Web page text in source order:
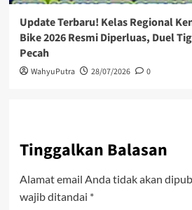
Update Terbaru! Kelas Regional
Bike 2026 Resmi Diperluas, Duel
Pecah
WahyuPutra 28/07/2026 0
Tinggalkan Balasan
Alamat email Anda tidak akan
wajib ditandai *